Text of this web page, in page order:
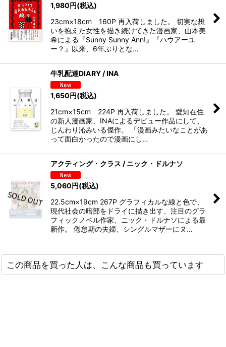
1,980円(税込)
23cm×18cm 160P 再入荷しました。 切実な想
いを抱えた女性を描き続けてきた漫画家、山本美
希による『Sunny Sunny Ann!』『ハウアーユ
ー？』以来、6年ぶりとな…
牛乳配達DIARY / INA
1,650円(税込)
21cm×15cm 224P 再入荷しました。 愛知在住
の新人漫画家、INAによるデビュー作品にして、
じんわり沁みいる傑作。 「漫画みたいなことがあ
って面白かったので漫画にし…
アクティング・クラス / ニック・ドルナソ
5,060円(税込)
22.5cm×19cm 267P グラフィカルな線と色で、
現代社会の暗部をドライに描き出す、注目のグラ
フィックノベル作家、ニック・ドルナソによる最
新作。 倦怠期の夫婦、シングルマザーにヌ…
この商品を買った人は、こんな商品も買っています